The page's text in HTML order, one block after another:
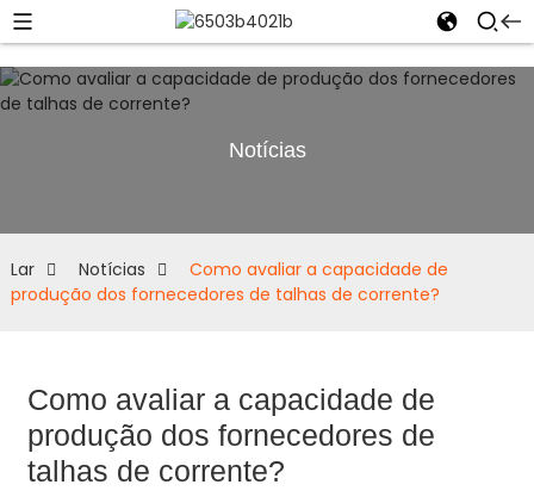
Notícias
Lar Notícias
Como avaliar a capacidade de
produção dos fornecedores de talhas de corrente?
Como avaliar a capacidade de
produção dos fornecedores de
talhas de corrente?